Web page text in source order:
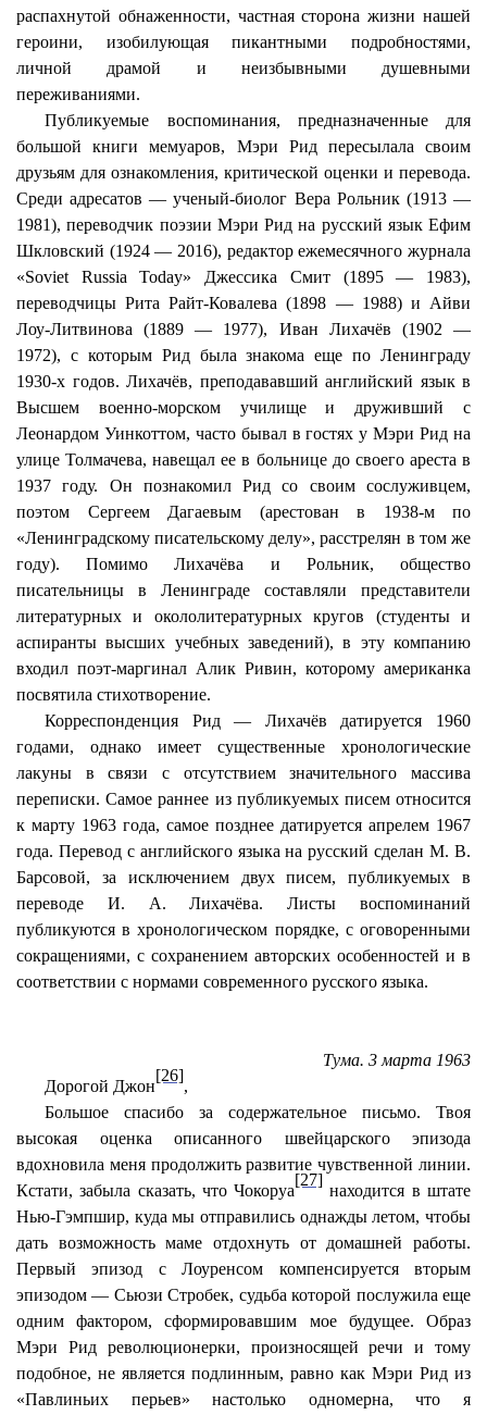
распахнутой обнаженности, частная сторона жизни нашей
героини, изобилующая пикантными подробностями,
личной драмой и неизбывными душевными
переживаниями.
Публикуемые воспоминания, предназначенные для
большой книги мемуаров, Мэри Рид пересылала своим
друзьям для ознакомления, критической оценки и перевода.
Среди адресатов — ученый-биолог Вера Рольник (1913 —
1981), переводчик поэзии Мэри Рид на русский язык Ефим
Шкловский (1924 — 2016), редактор ежемесячного журнала
«Soviet Russia Today» Джессика Смит (1895 — 1983),
переводчицы Рита Райт-Ковалева (1898 — 1988) и Айви
Лоу-Литвинова (1889 — 1977), Иван Лихачёв (1902 —
1972), с которым Рид была знакома еще по Ленинграду
1930-х годов. Лихачёв, преподававший английский язык в
Высшем военно-морском училище и друживший с
Леонардом Уинкоттом, часто бывал в гостях у Мэри Рид на
улице Толмачева, навещал ее в больнице до своего ареста в
1937 году. Он познакомил Рид со своим сослуживцем,
поэтом Сергеем Дагаевым (арестован в 1938-м по
«Ленинградскому писательскому делу», расстрелян в том же
году). Помимо Лихачёва и Рольник, общество
писательницы в Ленинграде составляли представители
литературных и окололитературных кругов (студенты и
аспиранты высших учебных заведений), в эту компанию
входил поэт-маргинал Алик Ривин, которому американка
посвятила стихотворение.
Корреспонденция Рид — Лихачёв датируется 1960
годами, однако имеет существенные хронологические
лакуны в связи с отсутствием значительного массива
переписки. Самое раннее из публикуемых писем относится
к марту 1963 года, самое позднее датируется апрелем 1967
года. Перевод с английского языка на русский сделан М. В.
Барсовой, за исключением двух писем, публикуемых в
переводе И. А. Лихачёва. Листы воспоминаний
публикуются в хронологическом порядке, с оговоренными
сокращениями, с сохранением авторских особенностей и в
соответствии с нормами современного русского языка.
Тума. 3 марта 1963
Дорогой Джон
[26]
,
Большое спасибо за содержательное письмо. Твоя
высокая оценка описанного швейцарского эпизода
вдохновила меня продолжить развитие чувственной линии.
Кстати, забыла сказать, что Чокоруа
[27]
находится в штате
Нью-Гэмпшир, куда мы отправились однажды летом, чтобы
дать возможность маме отдохнуть от домашней работы.
Первый эпизод с Лоуренсом компенсируется вторым
эпизодом — Сьюзи Стробек, судьба которой послужила еще
одним фактором, сформировавшим мое будущее. Образ
Мэри Рид революционерки, произносящей речи и тому
подобное, не является подлинным, равно как Мэри Рид из
«Павлиньих перьев» настолько одномерна, что я